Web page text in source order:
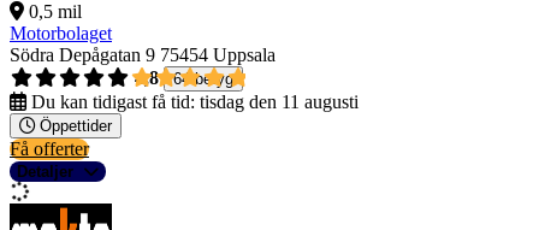
0,5 mil
Motorbolaget
Södra Depågatan 9 75454 Uppsala
4,8
64 betyg
Du kan tidigast få tid: tisdag den 11 augusti
Öppettider
Få offerter
Detaljer